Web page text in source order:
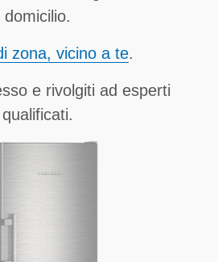
domicilio.
zona, vicino a te.
e rivolgiti ad esperti
qualificati.